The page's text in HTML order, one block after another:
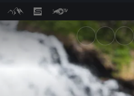
des Murtals -